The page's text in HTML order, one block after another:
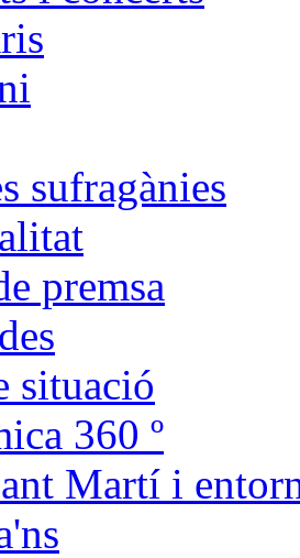
sufragànies
premsa
situació
360 º
Martí i